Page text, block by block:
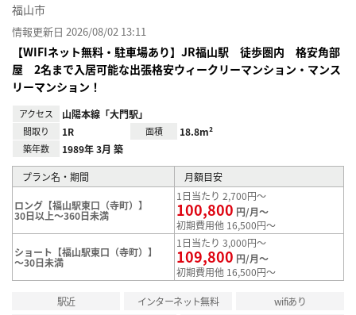
福山市
情報更新日 2026/08/02 13:11
【WIFIネット無料・駐車場あり】JR福山駅 徒歩圏内 格安角部
屋 2名まで入居可能な出張格安ウィークリーマンション・マンス
リーマンション！
アクセス 山陽本線「大門駅」
間取り 1R 面積 18.8m²
築年数 1989年 3月 築
プラン名・期間 月額目安
ロング【福山駅東口（寺町）】
30日以上～360日未満
1日当たり 2,700円～
100,800 円/月～
初期費用他 16,500円～
ショート【福山駅東口（寺町）】
～30日未満
1日当たり 3,000円～
109,800 円/月～
初期費用他 16,500円～
駅近 インターネット無料
wifiあり